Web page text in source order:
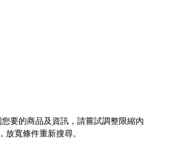
要的商品及資訊，請嘗試調整限縮內
放寬條件重新搜尋。